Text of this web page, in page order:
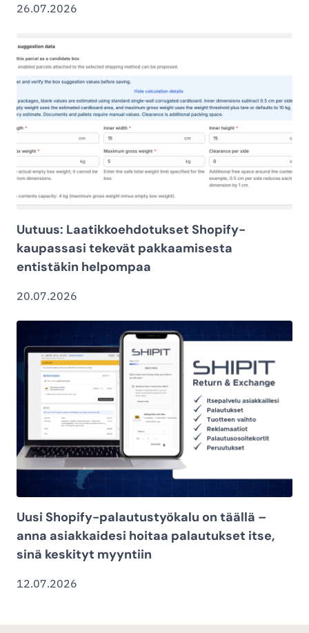
26.07.2026
Uutuus: Laatikkoehdotukset Shopify-
kaupassasi tekevät pakkaamisesta
entistäkin helpompaa
20.07.2026
Uusi Shopify-palautustyökalu on täällä –
anna asiakkaidesi hoitaa palautukset itse,
sinä keskityt myyntiin
12.07.2026